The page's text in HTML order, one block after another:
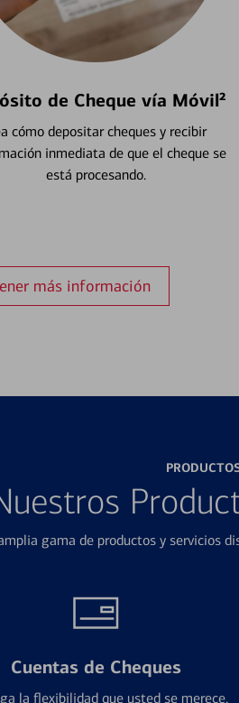
de Cheque vía Móvil²
cómo depositar cheques y recibir
inmediata de que el cheque se
está procesando.
más información
gama de productos y servicios
Cuentas de Cheques
la flexibilidad que usted se merece,